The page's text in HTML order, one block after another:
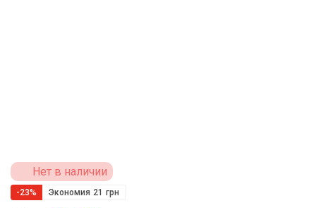
Нет в наличии
-23% Экономия 21 грн